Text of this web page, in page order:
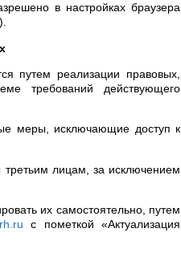
в настройках браузера
путем реализации правовых,
требований действующего
меры, исключающие доступ к
третьим лицам, за исключением
их самостоятельно, путем
с пометкой «Актуализация